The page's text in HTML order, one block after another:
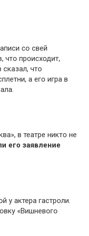
со свей
что происходит,
что
а его игра в
в театре никто не
его заявление
у актера гастроли.
«Вишневого